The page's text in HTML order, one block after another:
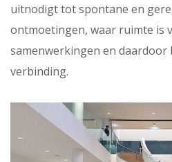
uitnodigt tot spontane en
ontmoetingen, waar ruimte is
samenwerkingen en daardoor
verbinding.